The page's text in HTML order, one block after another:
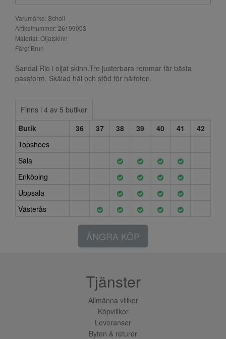
Varumärke: Scholl
Artikelnummer: 26199003
Material: Oljatskinn
Färg: Brun
Sandal Rio i oljat skinn.Tre justerbara remmar fär bästa
passform. Skålad häl och stöd för hålfoten.
Finns i 4 av 5 butiker
Butik
36 37 38 39 40 41
42
Topshoes
Sala
Enköping
Uppsala
Västerås
ÅNGRA KÖP
Tjänster
Allmänna villkor
Köpvillkor
Leveranser
Byten & returer